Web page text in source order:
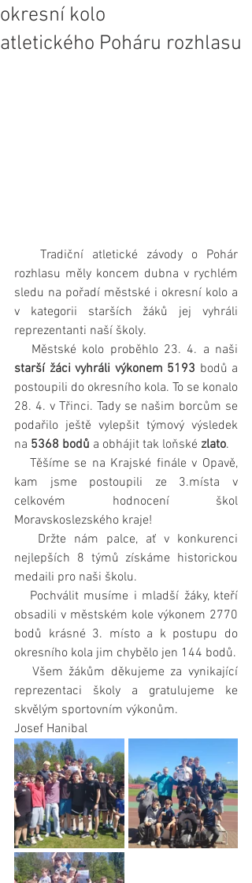
okresní kolo
atletického Poháru rozhlasu
rozhlasu měly koncem dubna v rychlém
sledu na pořadí městské i okresní kolo a
v kategorii starších žáků jej vyhráli
reprezentanti naší školy.
starší žáci vyhráli výkonem 5193 bodů a
postoupili do okresního kola. To se konalo
28. 4. v Třinci. Tady se našim borcům se
podařilo ještě vylepšit týmový výsledek
na 5368 bodů a obhájit tak loňské zlato.
kam jsme postoupili ze 3.místa v
celkovém hodnocení škol
Moravskoslezského kraje!
nejlepších 8 týmů získáme historickou
medaili pro naši školu.
obsadili v městském kole výkonem 2770
bodů krásné 3. místo a k postupu do
okresního kola jim chybělo jen 144 bodů.
reprezentaci školy a gratulujeme ke
skvělým sportovním výkonům.
Josef Hanibal